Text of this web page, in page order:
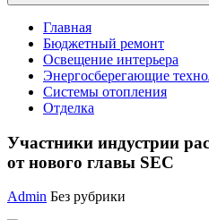
Главная
Бюджетный ремонт
Освещение интерьера
Энергосберегающие
Системы отопления
Отделка
Участники индустрии
от нового главы SEC
Admin Без рубрики